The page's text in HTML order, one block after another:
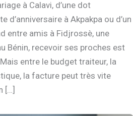
à Calavi, d’une dot
d’anniversaire à Akpakpa ou d’un
entre amis à Fidjrossè, une
Bénin, recevoir ses proches est
entre le budget traiteur, la
la facture peut très vite
[…]